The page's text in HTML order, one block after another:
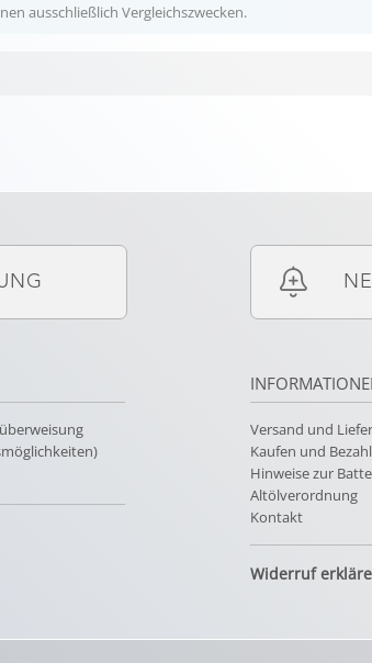
ausschließlich Vergleichszwecken.
Versand und
Kaufen und
Hinweise zur
Altölverordnung
Kontakt
Widerruf